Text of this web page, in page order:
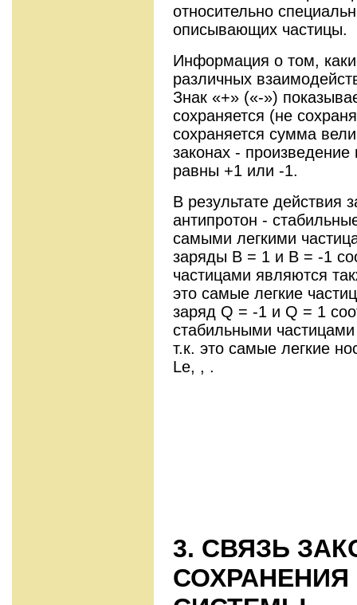
относительно
описывающих частицы.
Информация о том,
различных
Знак «+» («-»)
сохраняется (не
сохраняется сумма
законах -
равны +1 или -1.
В результате действия
антипротон -
самыми легкими
заряды B = 1 и B = -1
частицами являются
это самые легкие
заряд Q = -1 и Q = 1
стабильными
т.к. это самые легкие
Le, , .
3. СВЯЗЬ